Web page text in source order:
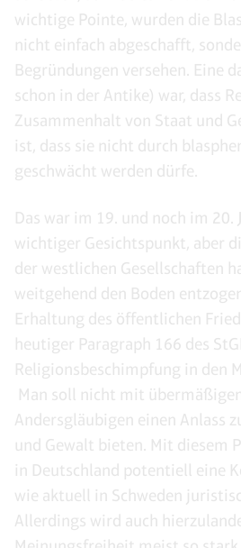
wichtige Pointe, wurden die
nicht einfach abgeschafft,
Begründungen versehen. Eine
schon in der Antike) war, dass
Zusammenhalt von Staat und
ist, dass sie nicht durch
geschwächt werden dürfe.
Das war im 19. und noch im 20.
wichtiger Gesichtspunkt, aber
der westlichen Gesellschaften
weitgehend den Boden
Erhaltung des öffentlichen
heutiger Paragraph 166 des
Religionsbeschimpfung in den
Man soll nicht mit
Andersgläubigen einen Anlass
und Gewalt bieten. Mit diesem
in Deutschland potentiell eine
wie aktuell in Schweden
Allerdings wird auch